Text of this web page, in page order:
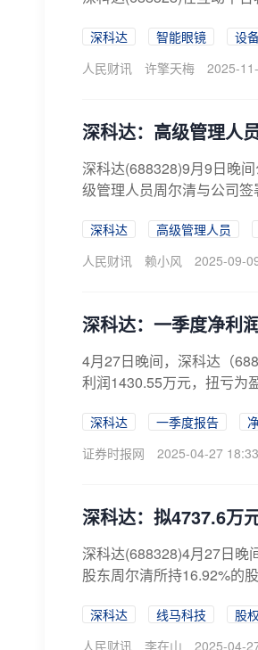
深科达 智能眼镜
设
人民财讯
许擎天梅 2025-
深科达：高级管理人
深科达(688328)9月9日晚
级管理人员周尔清与公司
深科达 高级管理人员
人民财讯
赖小风 2025-09-
深科达：一季度净利
4月27日晚间，深科达（
利润1430.55万元，扭亏为
深科达 一季度报告
证券时报网
2025-04-27 18:33
深科达：拟4737.6万
深科达(688328)4月27日晚
股东周尔清所持16.92%的
深科达 线马科技
股
人民财讯
李在山 2025-04-